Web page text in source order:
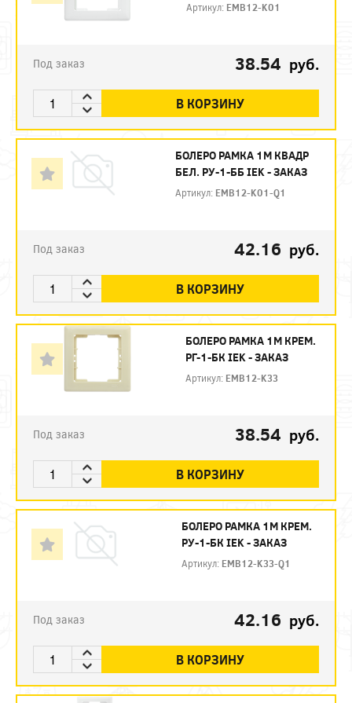
Артикул: EMB12-K01
Под заказ 38.54 руб.
В КОРЗИНУ
БОЛЕРО РАМКА 1М КВАДР
БЕЛ. РУ-1-ББ IEK - ЗАКАЗ
Артикул: EMB12-K01-Q1
Под заказ 42.16 руб.
В КОРЗИНУ
БОЛЕРО РАМКА 1М КРЕМ.
РГ-1-БК IEK - ЗАКАЗ
Артикул: EMB12-K33
Под заказ 38.54 руб.
В КОРЗИНУ
БОЛЕРО РАМКА 1М КРЕМ.
РУ-1-БК IEK - ЗАКАЗ
Артикул: EMB12-K33-Q1
Под заказ 42.16 руб.
В КОРЗИНУ